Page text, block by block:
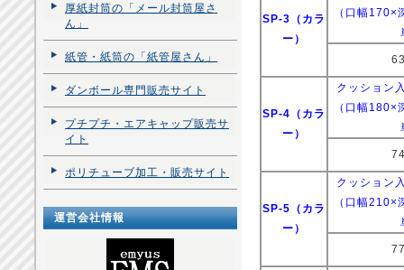
SP-3（カラ
ー）
（口幅
SP-4（カラ
ー）
クッション
（口幅
SP-5（カラ
ー）
クッション
（口幅
厚紙封筒の「メール封筒屋さ
ん」
紙管・紙筒の「紙管屋さん」
ダンボール専門販売サイト
プチプチ・エアキャップ販売サ
イト
ポリチューブ加工・販売サイト
運営会社情報